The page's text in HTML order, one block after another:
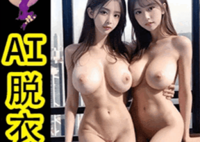
友情链接
小姐威客兼职网官网